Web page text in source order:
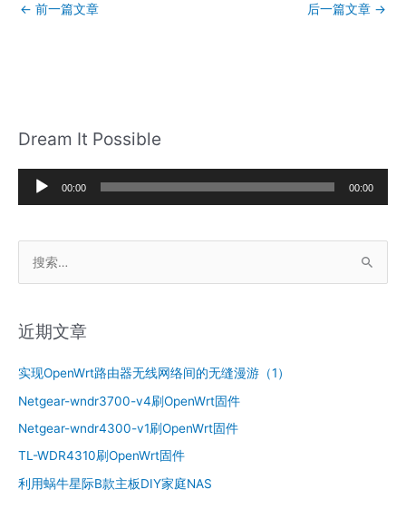
← 前一篇文章 后一篇文章 →
Dream It Possible
频
00:00 00:00
近期文章
实现OpenWrt路由器无线网络间的无缝漫游（1）
Netgear-wndr3700-v4刷OpenWrt固件
Netgear-wndr4300-v1刷OpenWrt固件
TL-WDR4310刷OpenWrt固件
利用蜗牛星际B款主板DIY家庭NAS